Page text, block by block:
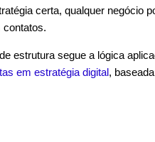
certa, qualquer negócio
contatos.
estrutura segue a lógica
em estratégia digital,